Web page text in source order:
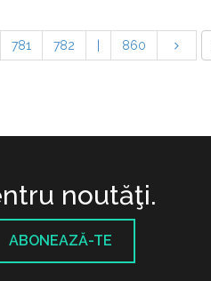
781 782 860
noutăţi.
ABONEAZĂ-TE